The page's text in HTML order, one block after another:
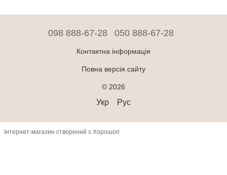
098 888-67-28 050 888-67-28
Контактна інформація
Повна версія сайту
© 2026
Укр Рус
Інтернет-магазин створений з Хорошоп